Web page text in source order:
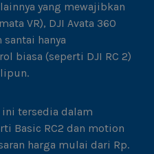
yang mewajibkan
VR), DJI Avata 360
hanya
biasa (seperti DJI RC 2)
ini tersedia dalam
Basic RC2 dan motion
harga mulai dari Rp.